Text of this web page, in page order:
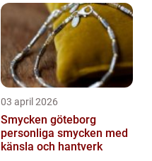
03 april 2026
Smycken göteborg
personliga smycken med
känsla och hantverk